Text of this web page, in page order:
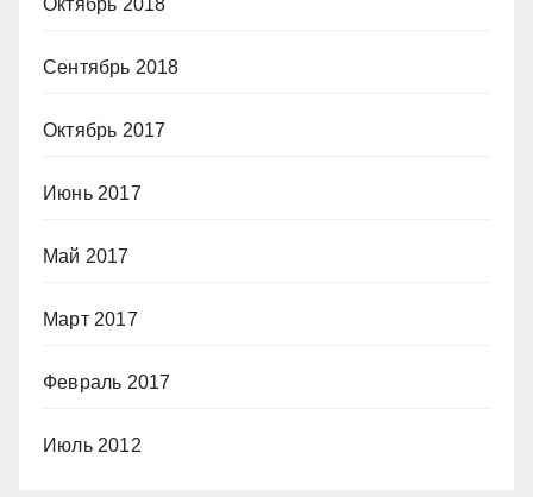
Сентябрь 2018
Октябрь 2017
Июнь 2017
Май 2017
Март 2017
Февраль 2017
Июль 2012